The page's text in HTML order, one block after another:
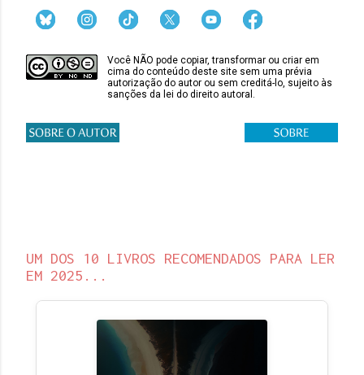
Você NÃO pode copiar, transformar ou criar em
cima do conteúdo deste site sem uma prévia
autorização do autor ou sem creditá-lo, sujeito às
sanções da lei do direito autoral.
UM DOS 10 LIVROS RECOMENDADOS PARA LER
EM 2025...